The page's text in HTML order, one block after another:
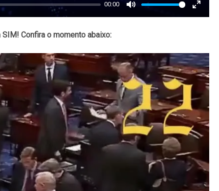
00:00
Mute
Enter
Confira o momento abaixo: